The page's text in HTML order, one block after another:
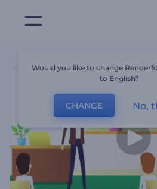
Would you like to change
to English?
CHANGE No,